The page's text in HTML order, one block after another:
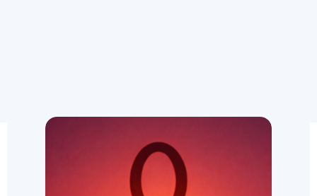
ESPAÇOS DE CONTEMPLAÇÃO